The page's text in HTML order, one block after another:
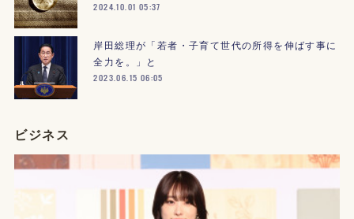
2024.10.01 05:37
岸田総理が「若者・子育て世代の所得を伸ばす事に
全力を。」と
2023.06.15 06:05
ビジネス